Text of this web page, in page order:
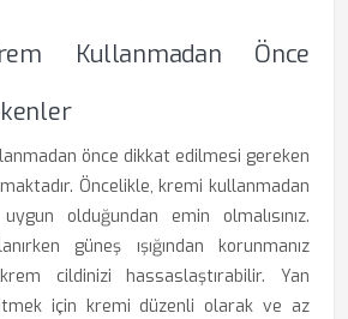
Kullanmadan Önce
önce dikkat edilmesi gereken
Öncelikle, kremi kullanmadan
olduğundan emin olmalısınız.
güneş ışığından korunmanız
cildinizi hassaslaştırabilir. Yan
için kremi düzenli olarak ve az